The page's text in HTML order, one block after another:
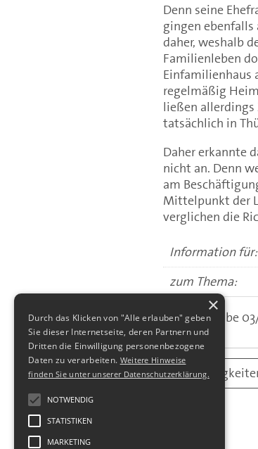
Denn seine
gingen ebenfalls
daher, weshalb
Familienleben
Einfamilienhaus
regelmäßig
ließen
tatsächlich in
Daher erkannte
nicht an. Denn
am
Mittelpunkt der
verglichen die
Information für:
zum Thema:
(aus: Ausgabe
alle
×
Durch das Klicken von "Alle erlauben" geben
Sie dieser Internetseite, deren Partnern und
Dritten die Einwilligung personenbezogene
Daten zu verarbeiten. Weitere Hinweise
finden Sie unter unserer Datenschutzerklärung.
NOTWENDIG
STATISTIKEN
MARKETING